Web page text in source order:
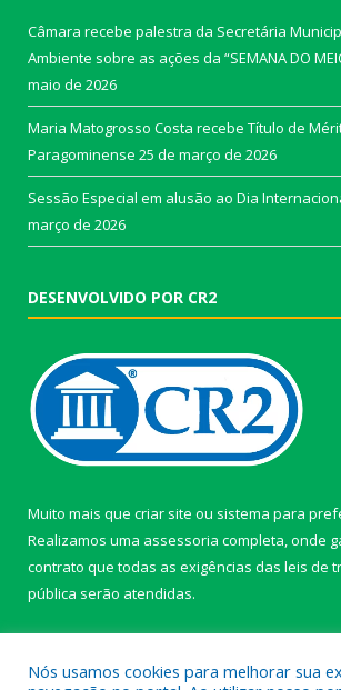
Câmara recebe palestra da Secretária
Ambiente sobre as ações da “SEMANA DO
maio de 2026
Maria Matogrosso Costa recebe Título de
Paragominense 25 de março de 2026
Sessão Especial em alusão ao Dia
março de 2026
DESENVOLVIDO POR CR2
Muito mais que criar site ou sistema para
Realizamos uma assessoria completa, onde
contrato que todas as exigências das leis de
pública serão atendidas.
Nós usamos cookies para melhorar sua